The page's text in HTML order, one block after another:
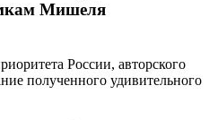
Мишеля
России, авторского
полученного удивительного